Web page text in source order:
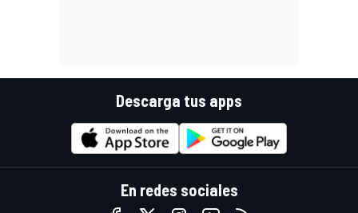
Descarga tus apps
En redes sociales